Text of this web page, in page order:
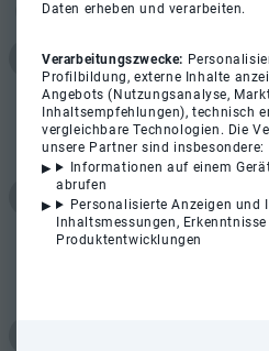
Daten erheben und verarbeiten.
Verarbeitungszwecke:
Profilbildung, externe Inhalte
Angebots (Nutzungsanalyse,
Inhaltsempfehlungen), technisch
vergleichbare Technologien. Die
unsere Partner sind insbesondere:
Informationen auf einem
abrufen
Personalisierte Anzeigen und
Inhaltsmessungen,
Produktentwicklungen